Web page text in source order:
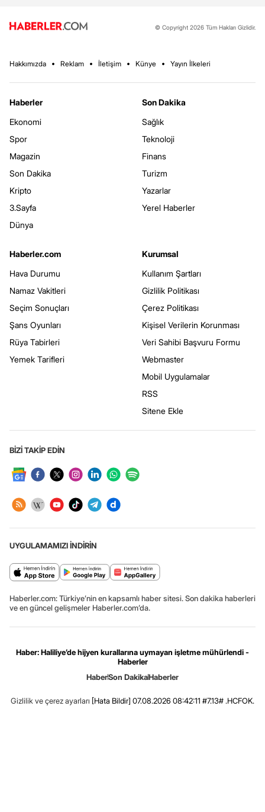
© Copyright 2026 Tüm Hakları Gizlidir.
Hakkımızda Reklam İletişim Künye Yayın İlkeleri
Haberler
Ekonomi
Spor
Magazin
Son Dakika
Kripto
3.Sayfa
Dünya
Son Dakika
Sağlık
Teknoloji
Finans
Turizm
Yazarlar
Yerel Haberler
Haberler.com
Hava Durumu
Namaz Vakitleri
Seçim Sonuçları
Şans Oyunları
Rüya Tabirleri
Yemek Tarifleri
Kurumsal
Kullanım Şartları
Gizlilik Politikası
Çerez Politikası
Kişisel Verilerin Korunması
Veri Sahibi Başvuru Formu
Webmaster
Mobil Uygulamalar
RSS
Sitene Ekle
BİZİ TAKİP EDİN
UYGULAMAMIZI İNDİRİN
Haberler.com: Türkiye’nin en kapsamlı haber sitesi. Son dakika haberleri
ve en güncel gelişmeler Haberler.com’da.
Haber: Haliliye’de hijyen kurallarına uymayan işletme mühürlendi -
Haberler
HaberSon DakikaHaberler
Gizlilik ve çerez ayarları [Hata Bildir] 07.08.2026 08:42:11 #7.13# .HCFOK.